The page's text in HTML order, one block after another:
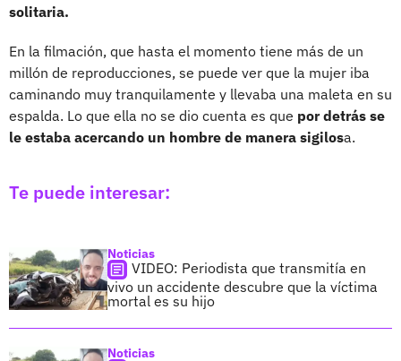
solitaria.
En la filmación, que hasta el momento tiene más de un
millón de reproducciones, se puede ver que la mujer iba
caminando muy tranquilamente y llevaba una maleta en su
espalda. Lo que ella no se dio cuenta es que por detrás se
le estaba acercando un hombre de manera sigilosa.
Te puede interesar:
Noticias
VIDEO: Periodista que transmitía en
vivo un accidente descubre que la víctima
mortal es su hijo
Noticias